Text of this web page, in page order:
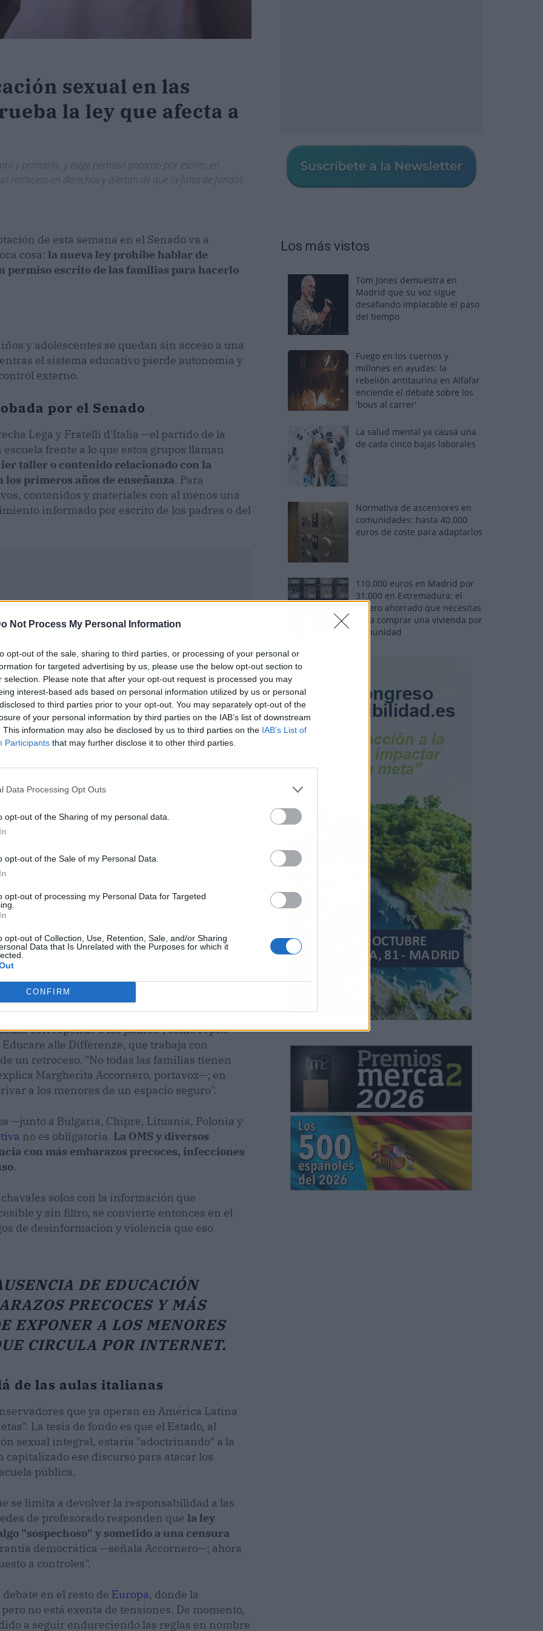
Not Process My Personal Information
opt-out of the sale, sharing to third parties, or processing of your personal or
for targeted advertising by us, please use the below opt-out section to
selection. Please note that after your opt-out request is processed you may
interest-based ads based on personal information utilized by us or personal
to third parties prior to your opt-out. You may separately opt-out of the
of your personal information by third parties on the IAB’s list of downstream
This information may also be disclosed by us to third parties on the IAB’s List of
Participants that may further disclose it to other third parties.
Data Processing Opt Outs
opt-out of the Sharing of my personal data.
opt-out of the Sale of my Personal Data.
opt-out of processing my Personal Data for Targeted
opt-out of Collection, Use, Retention, Sale, and/or Sharing
Data that Is Unrelated with the Purposes for which it
CONFIRM
sexual en las
la ley que afecta a
y primaria, y exige permiso paterno por escrito en
retroceso en derechos y alertan de que la falta de fondos
de esta semana en el Senado va a
cosa: la nueva ley prohíbe hablar de
escrito de las familias para hacerlo
y adolescentes se quedan sin acceso a una
el sistema educativo pierde autonomía y
externo.
por el Senado
Lega y Fratelli d'Italia —el partido de la
frente a lo que estos grupos llaman
taller o contenido relacionado con la
primeros años de enseñanza. Para
contenidos y materiales con al menos una
informado por escrito de los padres o del
hijos tendrán derecho a actividades
ni un euro para financiarlas , según el texto
nuevo modelo
como Pro Vita e Famiglia aplauden la medida.
corresponde a los padres", como repite
alle Differenze, que trabaja con
un retroceso. "No todas las familias tienen
Margherita Accornero, portavoz—; en
a los menores de un espacio seguro".
—junto a Bulgaria, Chipre, Lituania, Polonia y
no es obligatoria. La OMS y diversos
con más embarazos precoces, infecciones
.
solos con la información que
y sin filtro, se convierte entonces en el
de desinformación y violencia que eso
DE EDUCACIÓN
PRECOCES Y MÁS
EXPONER A LOS MENORES
CIRCULA POR INTERNET.
de las aulas italianas
que ya operan en América Latina
La tesis de fondo es que el Estado, al
sexual integral, estaría "adoctrinando" a la
ese discurso para atacar los
pública.
se limita a devolver la responsabilidad a las
de profesorado responden que la ley
"sospechoso" y sometido a una censura
democrática —señala Accornero—; ahora
a controles".
en el resto de Europa, donde la
no está exenta de tensiones. De momento,
a seguir endureciendo las reglas en nombre
Los más vistos
Tom Jones demuestra en
Madrid que su voz sigue
desafiando implacable el paso
del tiempo
Fuego en los cuernos y
millones en ayudas: la
rebelión antitaurina en Alfafar
enciende el debate sobre los
'bous al carrer'
La salud mental ya causa una
de cada cinco bajas laborales
Normativa de ascensores en
comunidades: hasta 40.000
euros de coste para adaptarlos
110.000 euros en Madrid por
31.000 en Extremadura: el
dinero ahorrado que necesitas
para comprar una vivienda por
comunidad